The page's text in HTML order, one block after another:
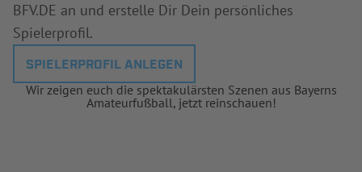
BFV.DE an und erstelle Dir Dein persönliches
Spielerprofil.
SPIELERPROFIL ANLEGEN
Wir zeigen euch die spektakulärsten Szenen aus Bayerns
Amateurfußball, jetzt reinschauen!